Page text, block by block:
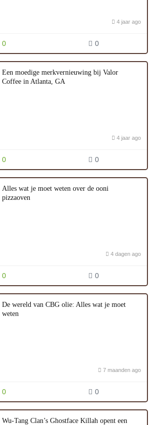
4 jaar ago
0 0
Een moedige merkvernieuwing bij Valor
Coffee in Atlanta, GA
4 jaar ago
0 0
Alles wat je moet weten over de ooni
pizzaoven
4 dagen ago
0 0
De wereld van CBG olie: Alles wat je moet
weten
7 maanden ago
0 0
Wu-Tang Clan’s Ghostface Killah opent een